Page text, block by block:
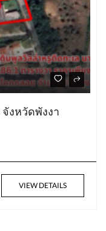
งหวัดพังงา
VIEW DETAILS